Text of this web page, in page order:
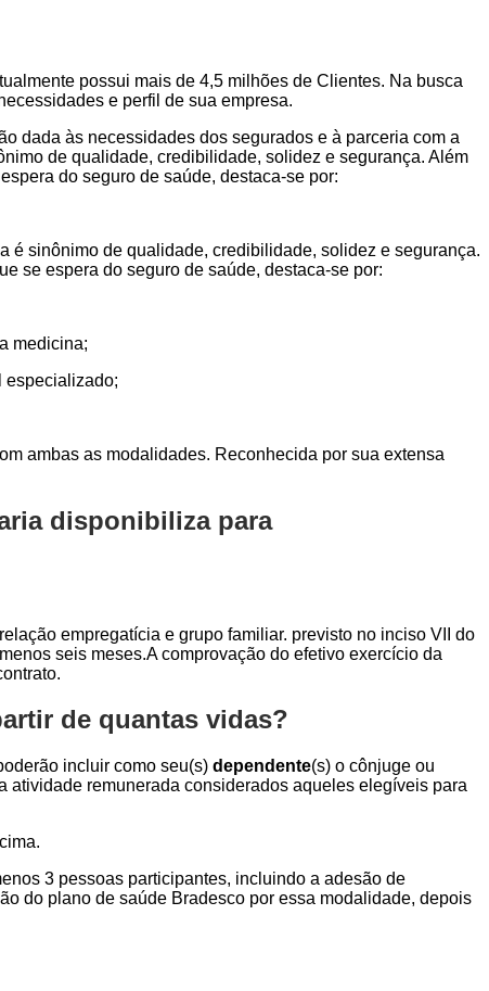
possui mais de 4,5 milhões de Clientes. Na busca
e perfil de sua empresa.
dada às necessidades dos segurados e à parceria com a
de qualidade, credibilidade, solidez e segurança. Além
do seguro de saúde, destaca-se por:
é sinônimo de qualidade, credibilidade, solidez e segurança.
se espera do seguro de saúde, destaca-se por:
medicina;
especializado;
ambas as modalidades. Reconhecida por sua extensa
disponibiliza para
empregatícia e grupo familiar. previsto no inciso VII do
seis meses.A comprovação do efetivo exercício da
de quantas vidas?
incluir como seu(s) dependente(s) o cônjuge ou
remunerada considerados aqueles elegíveis para
3 pessoas participantes, incluindo a adesão de
do plano de saúde Bradesco por essa modalidade, depois